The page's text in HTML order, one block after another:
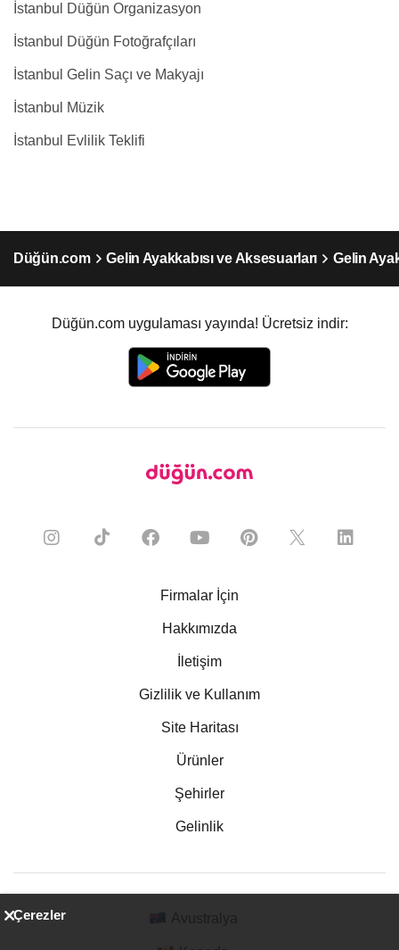
İstanbul Düğün Organizasyon
İstanbul Düğün Fotoğrafçıları
İstanbul Gelin Saçı ve Makyajı
İstanbul Müzik
İstanbul Evlilik Teklifi
Düğün.com Gelin Ayakkabısı ve Aksesuarları Gelin
Düğün.com uygulaması yayında! Ücretsiz indir:
Firmalar İçin
Hakkımızda
İletişim
Gizlilik ve Kullanım
Site Haritası
Ürünler
Şehirler
Gelinlik
Çerezler